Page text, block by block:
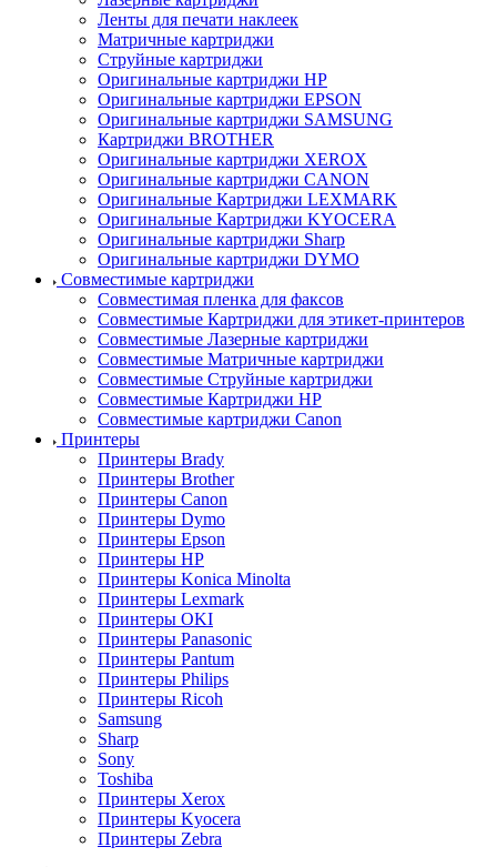
Ленты для печати наклеек
Матричные картриджи
Струйные картриджи
Оригинальные картриджи HP
Оригинальные картриджи EPSON
Оригинальные картриджи SAMSUNG
Картриджи BROTHER
Оригинальные картриджи XEROX
Оригинальные картриджи CANON
Оригинальные Картриджи LEXMARK
Оригинальные Картриджи KYOCERA
Оригинальные картриджи Sharp
Оригинальные картриджи DYMO
Совместимые картриджи
Совместимая пленка для факсов
Совместимые Картриджи для этикет-принтеров
Совместимые Лазерные картриджи
Совместимые Матричные картриджи
Совместимые Струйные картриджи
Совместимые Картриджи HP
Совместимые картриджи Canon
Принтеры
Принтеры Brady
Принтеры Brother
Принтеры Canon
Принтеры Dymo
Принтеры Epson
Принтеры HP
Принтеры Konica Minolta
Принтеры Lexmark
Принтеры OKI
Принтеры Panasonic
Принтеры Pantum
Принтеры Philips
Принтеры Ricoh
Samsung
Sharp
Sony
Toshiba
Принтеры Xerox
Принтеры Kyocera
Принтеры Zebra